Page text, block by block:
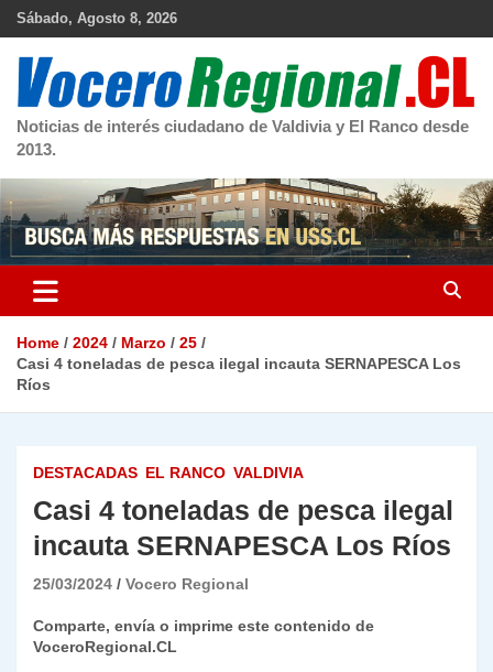
Skip
Sábado, Agosto 8, 2026
Noticias de interés ciudadano de Valdivia y El Ranco desde
2013.
Home 2024 Marzo
25
Casi 4 toneladas de pesca ilegal incauta SERNAPESCA Los
Ríos
DESTACADAS EL RANCO VALDIVIA
Casi 4 toneladas de pesca ilegal
incauta SERNAPESCA Los Ríos
25/03/2024 Vocero Regional
Comparte, envía o imprime este contenido de
VoceroRegional.CL